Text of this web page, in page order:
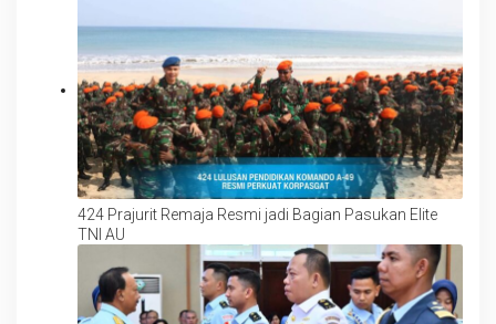
424 Prajurit Remaja Resmi jadi Bagian Pasukan Elite
TNI AU